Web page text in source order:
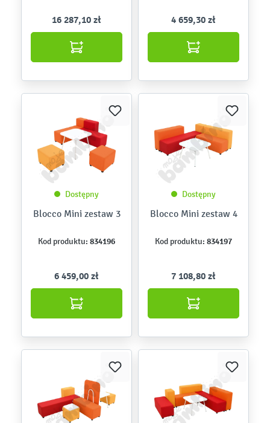
16 287,10 zł 4 659,30 zł
Dostępny
Blocco Mini zestaw 3
Kod produktu: 834196
6 459,00 zł
Dostępny
Blocco Mini zestaw 4
Kod produktu: 834197
7 108,80 zł